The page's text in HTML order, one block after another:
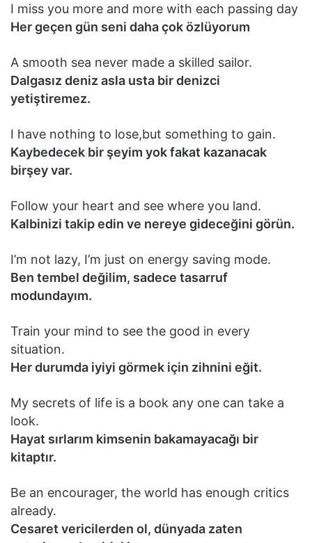
I miss you more and more with each passing day
Her geçen gün seni daha çok özlüyorum
A smooth sea never made a skilled sailor.
Dalgasız deniz asla usta bir denizci
yetiştiremez.
I have nothing to lose,but something to gain.
Kaybedecek bir şeyim yok fakat kazanacak
birşey var.
Follow your heart and see where you land.
Kalbinizi takip edin ve nereye gideceğini görün.
I’m not lazy, I’m just on energy saving mode.
Ben tembel değilim, sadece tasarruf
modundayım.
Train your mind to see the good in every
situation.
Her durumda iyiyi görmek için zihnini eğit.
My secrets of life is a book any one can take a
look.
Hayat sırlarım kimsenin bakamayacağı bir
kitaptır.
Be an encourager, the world has enough critics
already.
Cesaret vericilerden ol, dünyada zaten